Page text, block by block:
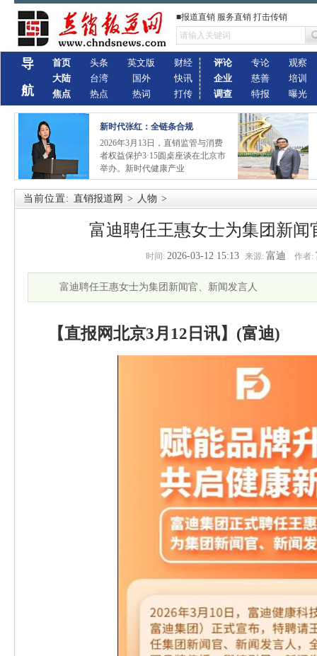
■报道直销 服务直销 打击传销
导
航
首页
大陆
焦点
头条
台湾
热点
英文版
国外
热词
财经
快讯
打传
评论
企业
调查
专论
慈善
特报
观察
培训
曝光
新时代张红：全链条合规
2026年3月13日，直销监管与消费
者权益保护3·15圆桌座谈在北京市
举办。新时代健康产业
当前位置: 直销报道网 > 人物 >
富迪聘任王惠女士为集团新闻
时间: 2026-03-12 15:13 来源: 富迪 作者:
富迪聘任王惠女士为集团新闻官、新闻发言人
【直报网北京3月12日讯】(富迪)